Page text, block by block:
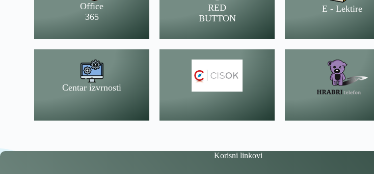
Office
365
RED
BUTTON
E - Lektire
Centar izvrnosti
Korisni linkovi